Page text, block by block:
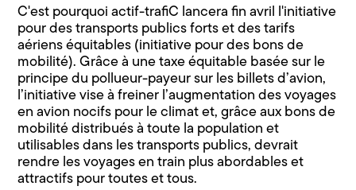
C'est pourquoi actif-trafiC lancera fin avril l'initiative
pour des transports publics forts et des tarifs
aériens équitables (initiative pour des bons de
mobilité). Grâce à une taxe équitable basée sur le
principe du pollueur-payeur sur les billets d’avion,
l’initiative vise à freiner l’augmentation des voyages
en avion nocifs pour le climat et, grâce aux bons de
mobilité distribués à toute la population et
utilisables dans les transports publics, devrait
rendre les voyages en train plus abordables et
attractifs pour toutes et tous.